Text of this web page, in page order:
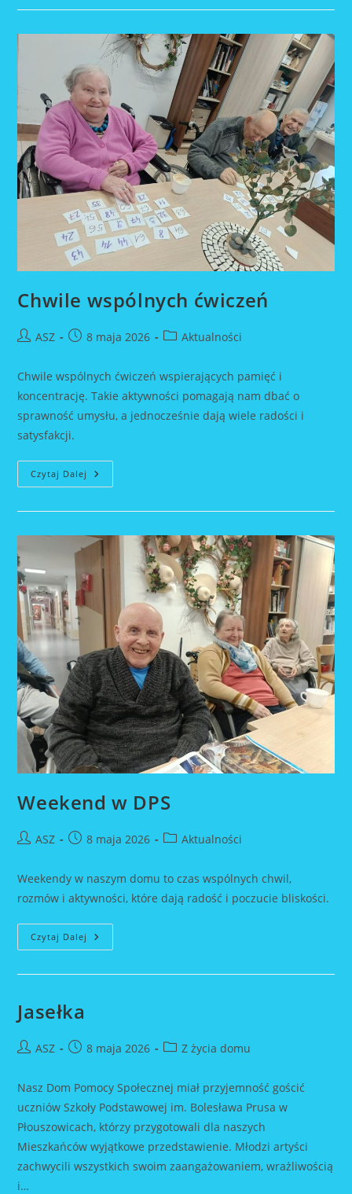
Chwile wspólnych ćwiczeń
PostASZ
Post8 maja 2026
PostAktualności
Chwile wspólnych ćwiczeń wspierających pamięć i
koncentrację. Takie aktywności pomagają nam dbać o
sprawność umysłu, a jednocześnie dają wiele radości i
satysfakcji.
Czytaj Dalej Chwile
Wspólnych
Weekend w DPS
PostASZ
Post8 maja 2026
PostAktualności
Weekendy w naszym domu to czas wspólnych chwil,
rozmów i aktywności, które dają radość i poczucie bliskości.
Czytaj Dalej Weekend
W
Jasełka
PostASZ
Post8 maja 2026
PostZ życia domu
Nasz Dom Pomocy Społecznej miał przyjemność gościć
uczniów Szkoły Podstawowej im. Bolesława Prusa w
Płouszowicach, którzy przygotowali dla naszych
Mieszkańców wyjątkowe przedstawienie. Młodzi artyści
zachwycili wszystkich swoim zaangażowaniem, wrażliwością
i…